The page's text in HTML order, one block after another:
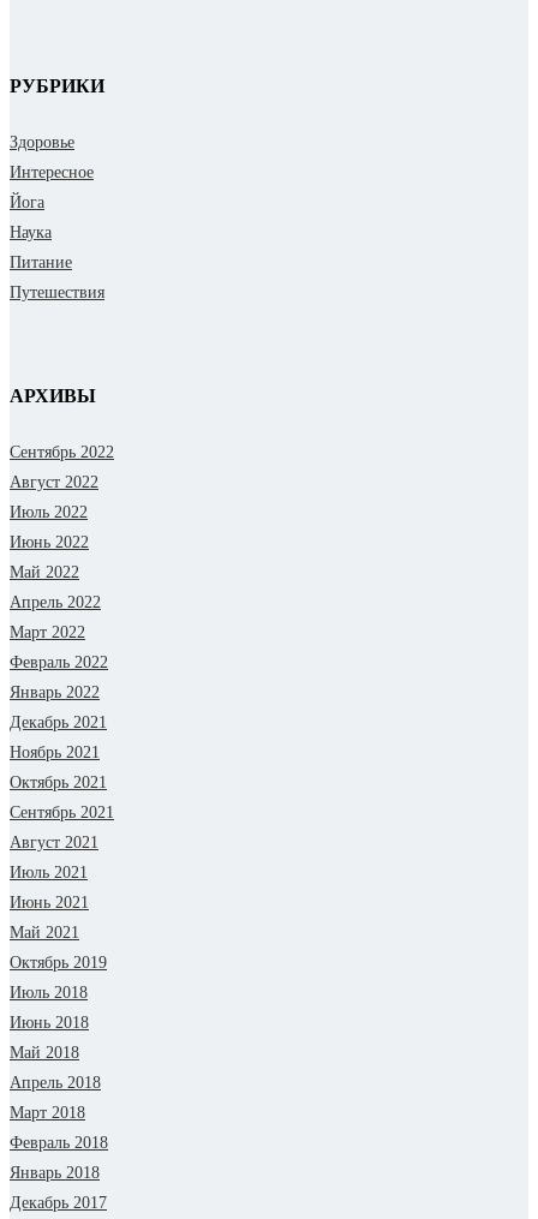
РУБРИКИ
Здоровье
Интересное
Йога
Наука
Питание
Путешествия
АРХИВЫ
Сентябрь 2022
Август 2022
Июль 2022
Июнь 2022
Май 2022
Апрель 2022
Март 2022
Февраль 2022
Январь 2022
Декабрь 2021
Ноябрь 2021
Октябрь 2021
Сентябрь 2021
Август 2021
Июль 2021
Июнь 2021
Май 2021
Октябрь 2019
Июль 2018
Июнь 2018
Май 2018
Апрель 2018
Март 2018
Февраль 2018
Январь 2018
Декабрь 2017